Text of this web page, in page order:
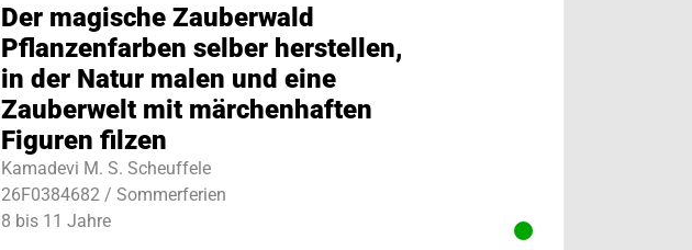
Der magische Zauberwald
Pflanzenfarben selber herstellen,
in der Natur malen und eine
Zauberwelt mit märchenhaften
Figuren filzen
Kamadevi M. S. Scheuffele
26F0384682 / Sommerferien
8 bis 11 Jahre